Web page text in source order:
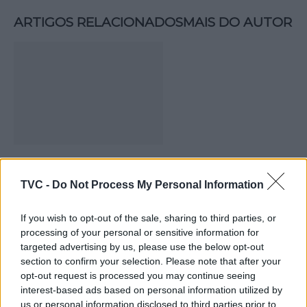
TVC - Do Not Process My Personal Information
If you wish to opt-out of the sale, sharing to third parties, or
processing of your personal or sensitive information for
targeted advertising by us, please use the below opt-out
section to confirm your selection. Please note that after your
opt-out request is processed you may continue seeing
interest-based ads based on personal information utilized by
us or personal information disclosed to third parties prior to
ARTIGOS RELACIONADOSMAIS DO AUTOR
Carlos Neves conquista Grand Slam de
Veteranos em Ovar após final de quase
três horas